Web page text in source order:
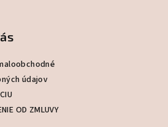
údajov
OD ZMLUVY